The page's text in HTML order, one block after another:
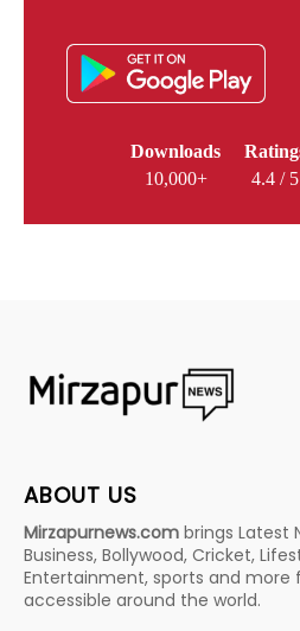
Downloads
10,000+
4.4 / 5
ABOUT US
Mirzapurnews.com brings Latest
Business, Bollywood, Cricket,
Entertainment, sports and more
accessible around the world.